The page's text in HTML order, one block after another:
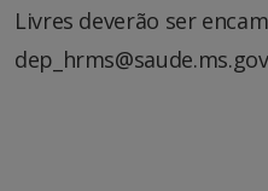
Livres deverão ser